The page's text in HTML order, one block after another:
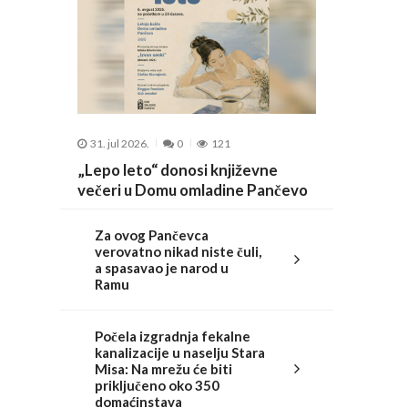
31. jul 2026. 0 121
„Lepo leto“ donosi književne
večeri u Domu omladine Pančevo
Za ovog Pančevca
verovatno nikad niste čuli,
a spasavao je narod u
Ramu
Počela izgradnja fekalne
kanalizacije u naselju Stara
Misa: Na mrežu će biti
priključeno oko 350
domaćinstava